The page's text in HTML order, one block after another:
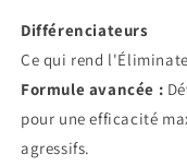
Différenciateurs
Ce qui rend
Formule avancée :
pour une efficacité
agressifs.